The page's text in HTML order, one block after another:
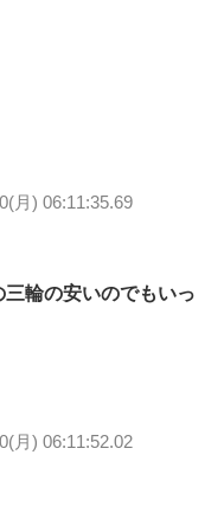
月) 06:11:35.69
輪の安いのでもいっ
月) 06:11:52.02